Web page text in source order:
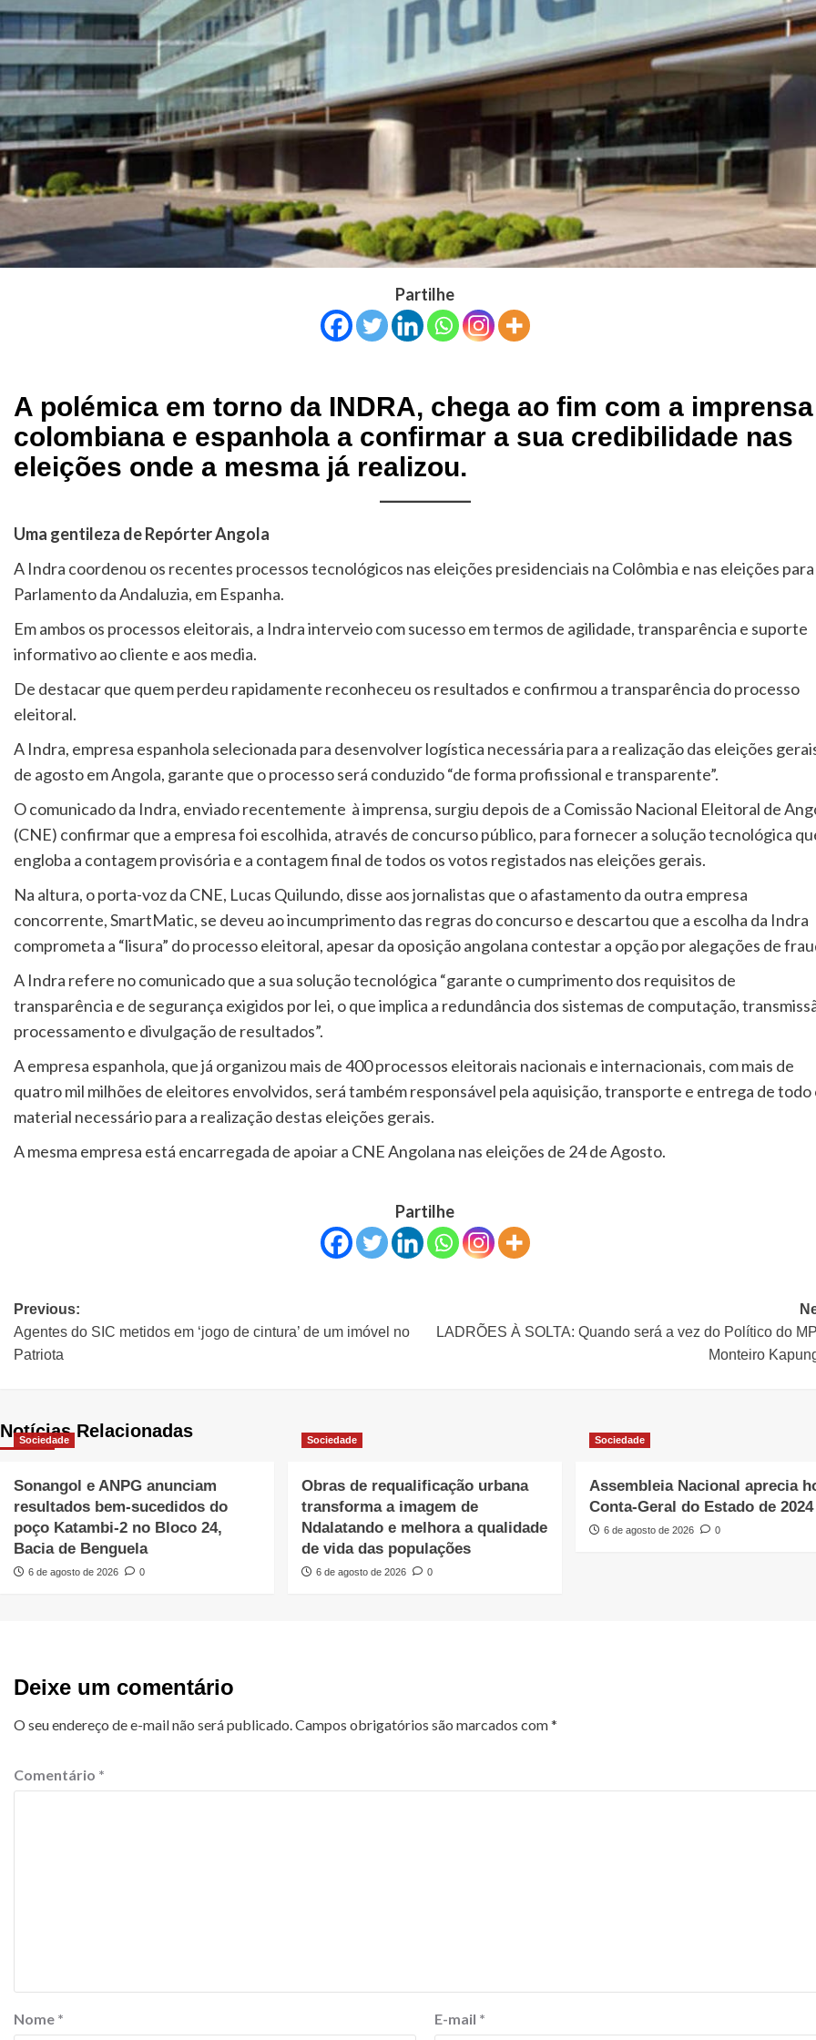
Partilhe
A polémica em torno da INDRA, chega ao fim com a imprensa
colombiana e espanhola a confirmar a sua credibilidade nas
eleições onde a mesma já realizou.
Uma gentileza de Repórter Angola
A Indra coordenou os recentes processos tecnológicos nas eleições presidenciais na Colômbia e nas eleições
Parlamento da Andaluzia, em Espanha.
Em ambos os processos eleitorais, a Indra interveio com sucesso em termos de agilidade, transparência e suporte
informativo ao cliente e aos media.
De destacar que quem perdeu rapidamente reconheceu os resultados e confirmou a transparência do processo
eleitoral.
A Indra, empresa espanhola selecionada para desenvolver logística necessária para a realização das eleições
de agosto em Angola, garante que o processo será conduzido “de forma profissional e transparente”.
O comunicado da Indra, enviado recentemente à imprensa, surgiu depois de a Comissão Nacional Eleitoral de
(CNE) confirmar que a empresa foi escolhida, através de concurso público, para fornecer a solução tecnológica
engloba a contagem provisória e a contagem final de todos os votos registados nas eleições gerais.
Na altura, o porta-voz da CNE, Lucas Quilundo, disse aos jornalistas que o afastamento da outra empresa
concorrente, SmartMatic, se deveu ao incumprimento das regras do concurso e descartou que a escolha da Indra
comprometa a “lisura” do processo eleitoral, apesar da oposição angolana contestar a opção por alegações de
A Indra refere no comunicado que a sua solução tecnológica “garante o cumprimento dos requisitos de
transparência e de segurança exigidos por lei, o que implica a redundância dos sistemas de computação,
processamento e divulgação de resultados”.
A empresa espanhola, que já organizou mais de 400 processos eleitorais nacionais e internacionais, com mais de
quatro mil milhões de eleitores envolvidos, será também responsável pela aquisição, transporte e entrega de todo
material necessário para a realização destas eleições gerais.
A mesma empresa está encarregada de apoiar a CNE Angolana nas eleições de 24 de Agosto.
Partilhe
Previous:
Agentes do SIC metidos em ‘jogo de cintura’ de um imóvel no
Patriota
LADRÕES À SOLTA: Quando será a vez do Político do
Monteiro
Notícias Relacionadas
Sociedade
Sonangol e ANPG anunciam
resultados bem-sucedidos do
poço Katambi-2 no Bloco 24,
Bacia de Benguela
6 de agosto de 2026 0
Sociedade
Obras de requalificação urbana
transforma a imagem de
Ndalatando e melhora a qualidade
de vida das populações
6 de agosto de 2026 0
Sociedade
Assembleia Nacional aprecia
Conta-Geral do Estado de 2024
6 de agosto de 2026 0
Deixe um comentário
O seu endereço de e-mail não será publicado.Campos obrigatórios são marcados com*
Comentário *
Nome * E-mail *